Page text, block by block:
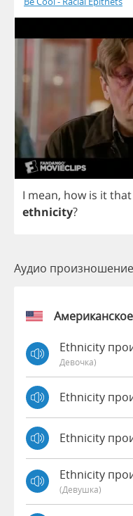
I mean, how is itthat
ethnicity?
Аудио
Ethnicity
Девочка)
Ethnicity
Ethnicity
Ethnicity
(девушка)